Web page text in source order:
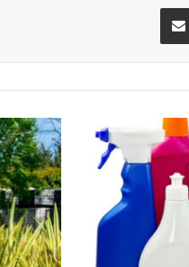
اشتراک گذاری از طریق ایمیل